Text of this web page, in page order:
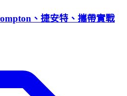
、捷安特、攜帶實戰